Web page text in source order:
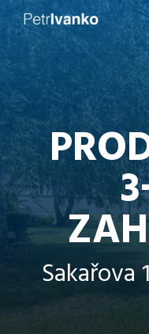
Skip
to
main
content
Sakařova